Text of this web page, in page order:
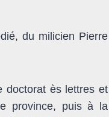
du milicien Pierre
doctorat ès lettres et
province, puis à la